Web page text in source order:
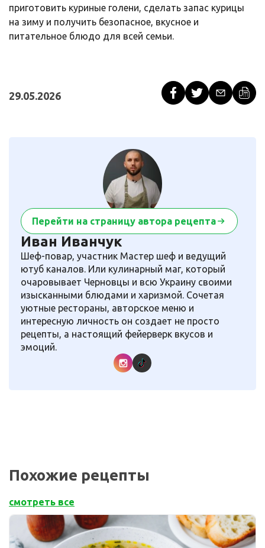
приготовить куриные голени, сделать запас курицы
на зиму и получить безопасное, вкусное и
питательное блюдо для всей семьи.
29.05.2026
Перейти на страницу автора рецепта
Иван Иванчук
Шеф-повар, участник Мастер шеф и ведущий
ютуб каналов. Или кулинарный маг, который
очаровывает Черновцы и всю Украину своими
изысканными блюдами и харизмой. Сочетая
уютные рестораны, авторское меню и
интересную личность он создает не просто
рецепты, а настоящий фейерверк вкусов и
эмоций.
Похожие рецепты
смотреть все